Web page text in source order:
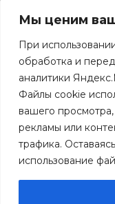
Мы ценим
При
обработка и
аналитики
Файлы cookie
вашего
рекламы или
трафика.
использование
разрешения